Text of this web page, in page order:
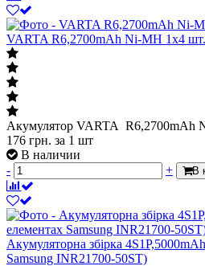
VARTA R6,2700mAh Ni-MH 1х4 шт.
Акумулятор VARTA R6,2700mAh
176 грн. за 1 шт
В наличии
-
+ В
Акумуляторна збірка
Samsung INR21700-50ST)